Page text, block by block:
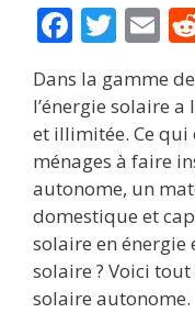
F
ac
e
b
o
o
k
T
itt
er
E
m
ai
l
Dans la gamme
l’énergie solaire
et illimitée. Ce qui
ménages à faire
autonome, un
domestique et
solaire en énergie
solaire ? Voici
solaire autonome.